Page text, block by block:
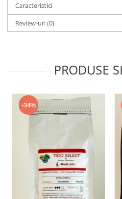
Caracteristici
Review-uri(0)
PRODUSE
-34%